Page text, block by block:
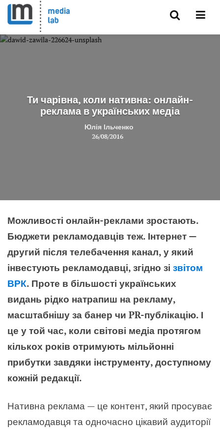
Ти чарівна, коли нативна: онлайн-
реклама в українських медіа
Юлія Ільченко
26/08/2016
Можливості онлайн-реклами зростають.
Бюджети рекламодавців теж. Інтернет —
другий після телебачення канал, у який
інвестують рекламодавці, згідно зі звітом
ВРК. Проте в більшості українських
видань рідко натрапиш на рекламу,
масштабнішу за банер чи PR-публікацію. І
це у той час, коли світові медіа протягом
кількох років отримують мільйонні
прибутки завдяки інструменту, доступному
кожній редакції.
Нативна реклама — це контент, який просуває
рекламодавця та одночасно цікавий аудиторії